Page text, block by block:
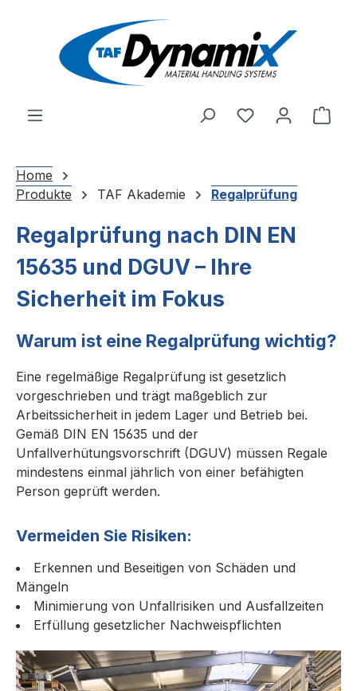
Zum Hauptinhalt springen
Du hast 0
Home
Produkte
TAF Akademie Regalprüfung
Regalprüfung nach DIN EN
15635 und DGUV – Ihre
Sicherheit im Fokus
Warum ist eine Regalprüfung wichtig?
Eine regelmäßige Regalprüfung ist gesetzlich
vorgeschrieben und trägt maßgeblich zur
Arbeitssicherheit in jedem Lager und Betrieb bei.
Gemäß DIN EN 15635 und der
Unfallverhütungsvorschrift (DGUV) müssen Regale
mindestens einmal jährlich von einer befähigten
Person geprüft werden.
Vermeiden Sie Risiken:
Erkennen und Beseitigen von Schäden und
Mängeln
Minimierung von Unfallrisiken und Ausfallzeiten
Erfüllung gesetzlicher Nachweispflichten